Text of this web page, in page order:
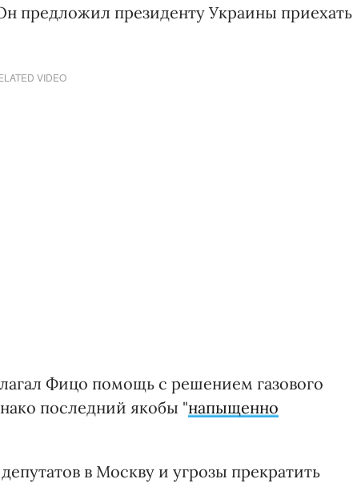
предложил президенту Украины приехать
VIDEO
Фицо помощь с решением газового
последний якобы "напыщенно
в Москву и угрозы прекратить